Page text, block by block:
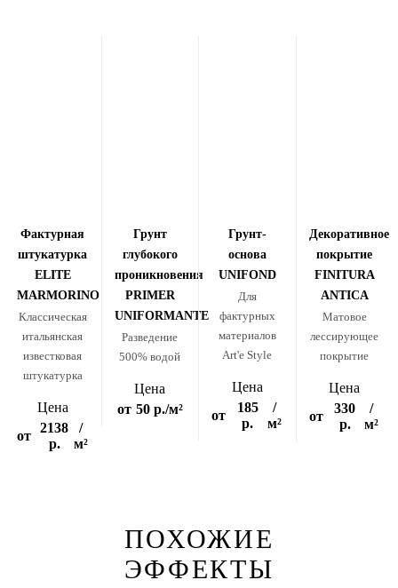
Фактурная
штукатурка
ELITE
MARMORINO
Классическая
итальянская
известковая
штукатурка
Цена
от
2138
р.
/
м²
Грунт
глубокого
проникновения
PRIMER
UNIFORMANTE
Разведение
500% водой
Цена
от 50 р./м²
Грунт-
основа
UNIFOND
Для
фактурных
материалов
Art'e Style
Цена
от
185
р.
/
м²
Декоративное
покрытие
FINITURA
ANTICA
Матовое
лессирующее
покрытие
Цена
от
330
р.
/
м²
ПОХОЖИЕ
ЭФФЕКТЫ